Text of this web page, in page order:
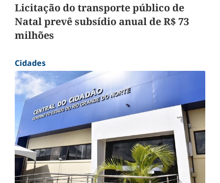
Licitação do transporte público de
Natal prevê subsídio anual de R$ 73
milhões
Cidades